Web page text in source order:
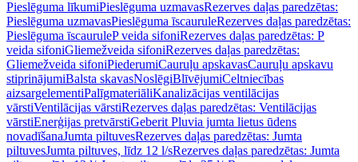
Pieslēguma līkumiPieslēguma uzmavasRezerves daļas paredzētas:
Pieslēguma uzmavasPieslēguma īscauruleRezerves daļas paredzētas:
Pieslēguma īscauruleP veida sifoniRezerves daļas paredzētas: P
veida sifoniGliemežveida sifoniRezerves daļas paredzētas:
Gliemežveida sifoniPiederumiCauruļu apskavasCauruļu apskavu
stiprinājumiBalsta skavasNoslēgiBlīvējumiCeltniecības
aizsargelementiPalīgmateriāliKanalizācijas ventilācijas
vārstiVentilācijas vārstiRezerves daļas paredzētas: Ventilācijas
vārstiEnerģijas pretvārstiGeberit Pluvia jumta lietus ūdens
novadīšanaJumta piltuvesRezerves daļas paredzētas: Jumta
piltuvesJumta piltuves, līdz 12 l/sRezerves daļas paredzētas: Jumta